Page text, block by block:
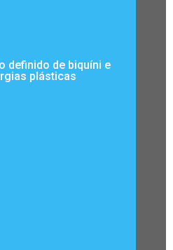
definido de biquíni e
plásticas